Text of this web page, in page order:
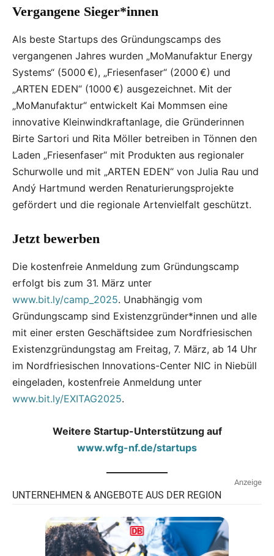
Vergangene Sieger*innen
Als beste Startups des Gründungscamps des
vergangenen Jahres wurden „MoManufaktur Energy
Systems“ (5000 €), „Friesenfaser“ (2000 €) und
„ARTEN EDEN“ (1000 €) ausgezeichnet. Mit der
„MoManufaktur“ entwickelt Kai Mommsen eine
innovative Kleinwindkraftanlage, die Gründerinnen
Birte Sartori und Rita Möller betreiben in Tönnen den
Laden „Friesenfaser“ mit Produkten aus regionaler
Schurwolle und mit „ARTEN EDEN“ von Julia Rau und
Andý Hartmund werden Renaturierungsprojekte
gefördert und die regionale Artenvielfalt geschützt.
Jetzt bewerben
Die kostenfreie Anmeldung zum Gründungscamp
erfolgt bis zum 31. März unter
www.bit.ly/camp_2025. Unabhängig vom
Gründungscamp sind Existenzgründer*innen und alle
mit einer ersten Geschäftsidee zum Nordfriesischen
Existenzgründungstag am Freitag, 7. März, ab 14 Uhr
im Nordfriesischen Innovations-Center NIC in Niebüll
eingeladen, kostenfreie Anmeldung unter
www.bit.ly/EXITAG2025.
Weitere Startup-Unterstützung auf
www.wfg-nf.de/startups